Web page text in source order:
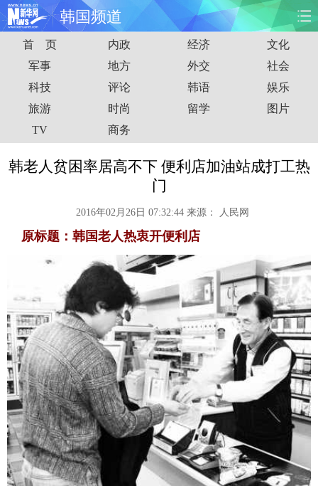
韩国频道
首页 时政 国际 财经
娱乐 体育 人事 教育
时尚 思客
港澳 台湾 华人 汽车
图片 视频 彩票
健康 信息化 数据
金融 公益 军事 无人机
富媒体 摄影 新华广播
新华电视中文 新华电视英文 返回PC
首 页 内政 经济
文化
军事
地方 外交
社会
科技
评论 韩语
娱乐
旅游
时尚 留学
图片
TV
商务
韩老人贫困率居高不下 便利店加油站成打工热
门
2016年02月26日 07:32:44 来源： 人民网
原标题：韩国老人热衷开便利店